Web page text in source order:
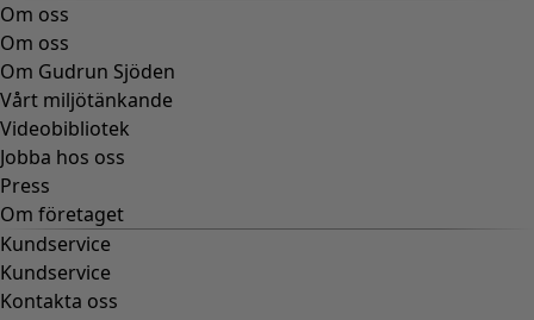
Om oss
Om oss
Om Gudrun Sjöden
Vårt miljötänkande
Videobibliotek
Jobba hos oss
Press
Om företaget
Kundservice
Kundservice
Kontakta oss